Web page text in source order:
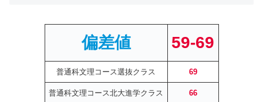
偏差値 59-69
普通科文理コース選抜クラス 69
普通科文理コース北大進学クラス 66